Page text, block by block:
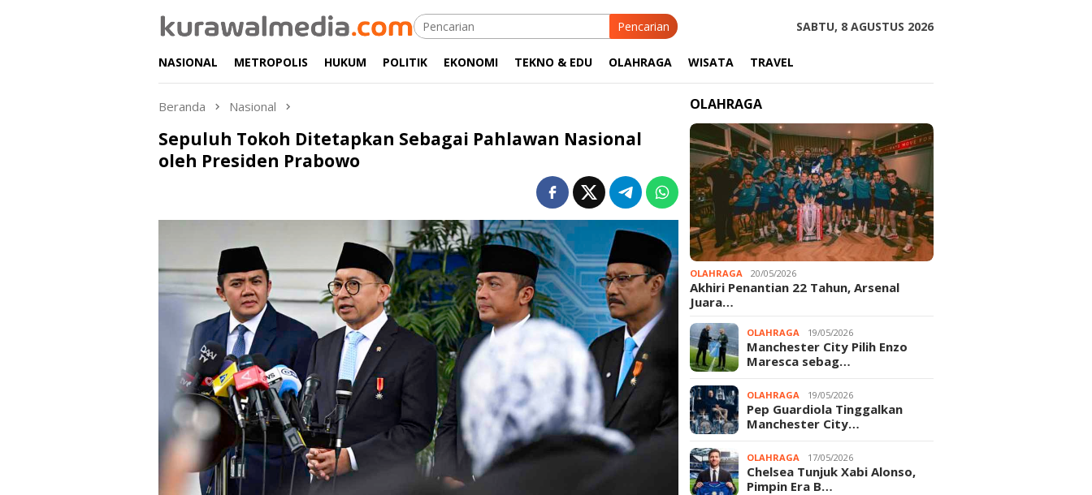
Pencarian SABTU, 8 AGUSTUS 2026
NASIONAL METROPOLIS HUKUM POLITIK EKONOMI TEKNO & EDU OLAHRAGA WISATA TRAVEL
Beranda Nasional
Sepuluh Tokoh Ditetapkan Sebagai Pahlawan Nasional
oleh Presiden Prabowo
OLAHRAGA
OLAHRAGA 20/05/2026
Akhiri Penantian 22 Tahun, Arsenal
Juara…
OLAHRAGA 19/05/2026
Manchester City Pilih Enzo
Maresca sebag…
OLAHRAGA 19/05/2026
Pep Guardiola Tinggalkan
Manchester City…
OLAHRAGA 17/05/2026
Chelsea Tunjuk Xabi Alonso,
Pimpin Era B…